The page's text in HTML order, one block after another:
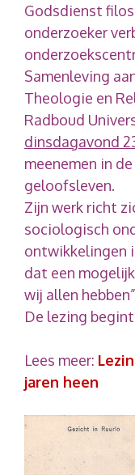
Godsdienst
onderzoeker
Samenleving
Theologie en
Radboud
dinsdagavond
meenemen in
geloofsleven.
Zijn werk richt
sociologisch
ontwikkelingen
dat een
wij allen
De lezing begint
Lees meer:
jaren heen